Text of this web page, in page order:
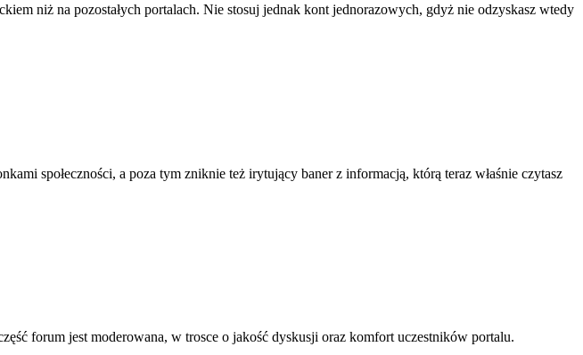
niż na pozostałych portalach. Nie stosuj jednak kont jednorazowych, gdyż nie odzyskasz wtedy
społeczności, a poza tym zniknie też irytujący baner z informacją, którą teraz właśnie czytasz
forum jest moderowana, w trosce o jakość dyskusji oraz komfort uczestników portalu.